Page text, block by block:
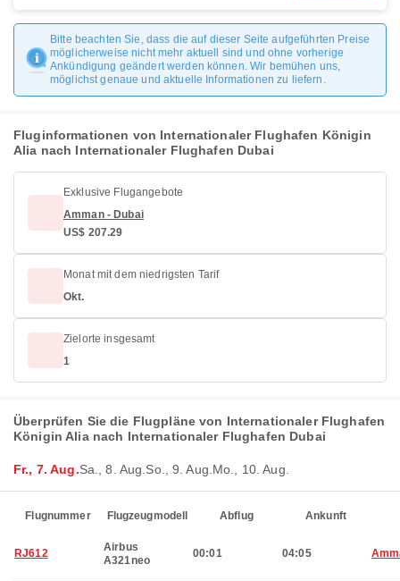
Bitte beachten Sie, dass die auf dieser Seite aufgeführten Preise
möglicherweise nicht mehr aktuell sind und ohne vorherige
Ankündigung geändert werden können. Wir bemühen uns,
möglichst genaue und aktuelle Informationen zu liefern.
Fluginformationen von Internationaler Flughafen Königin
Alia nach Internationaler Flughafen Dubai
Exklusive Flugangebote
Amman - Dubai
US$ 207.29
Monat mit dem niedrigsten Tarif
Okt.
Zielorte insgesamt
1
Überprüfen Sie die Flugpläne von Internationaler Flughafen
Königin Alia nach Internationaler Flughafen Dubai
Fr., 7. Aug.Sa., 8. Aug. So., 9. Aug. Mo., 10. Aug.
Flugnummer Flugzeugmodell Abflug Ankunft
RJ612
Airbus
A321neo
00:01 04:05